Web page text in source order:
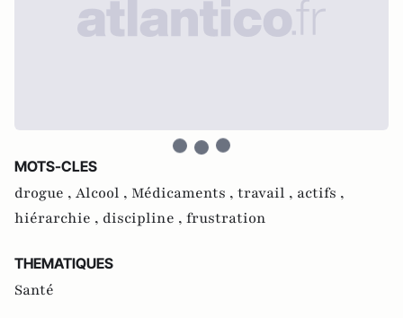
MOTS-CLES
drogue , Alcool , Médicaments , travail , actifs ,
hiérarchie , discipline , frustration
THEMATIQUES
Santé